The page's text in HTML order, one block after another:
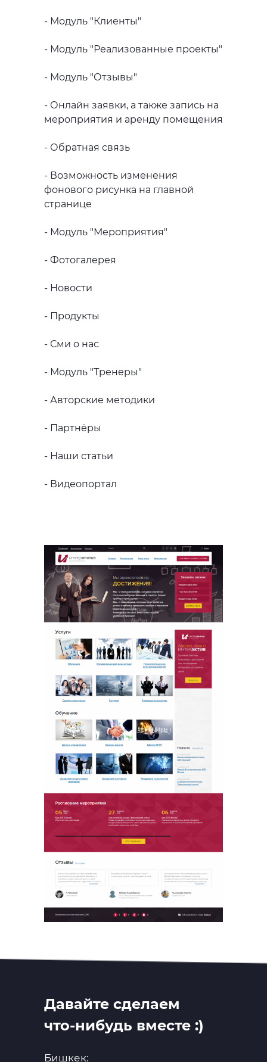
- Модуль "Клиенты"
- Модуль "Реализованные проекты"
- Модуль "Отзывы"
- Онлайн заявки, а также запись на
мероприятия и аренду помещения
- Обратная связь
- Возможность изменения
фонового рисунка на главной
странице
- Модуль "Мероприятия"
- Фотогалерея
- Новости
- Продукты
- Сми о нас
- Модуль "Тренеры"
- Авторские методики
- Партнёры
- Наши статьи
- Видеопортал
Давайте сделаем
что-нибудь вместе :)
Бишкек: